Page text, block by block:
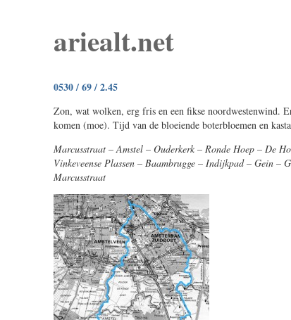
ariealt.net
0530 / 69 / 2.45
Zon, wat wolken, erg fris en een fikse noordwestenwind.
komen (moe). Tijd van de bloeiende boterbloemen en
Marcusstraat – Amstel – Ouderkerk – Ronde Hoep – De
Vinkeveense Plassen – Baambrugge – Indijkpad – Gein –
Marcusstraat